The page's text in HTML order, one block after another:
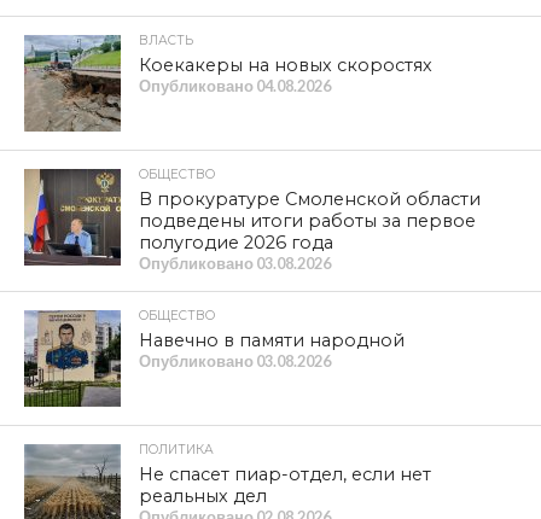
ВЛАСТЬ
Коекакеры на новых скоростях
Опубликовано 04.08.2026
ОБЩЕСТВО
В прокуратуре Смоленской области
подведены итоги работы за первое
полугодие 2026 года
Опубликовано 03.08.2026
ОБЩЕСТВО
Навечно в памяти народной
Опубликовано 03.08.2026
ПОЛИТИКА
Не спасет пиар-отдел, если нет
реальных дел